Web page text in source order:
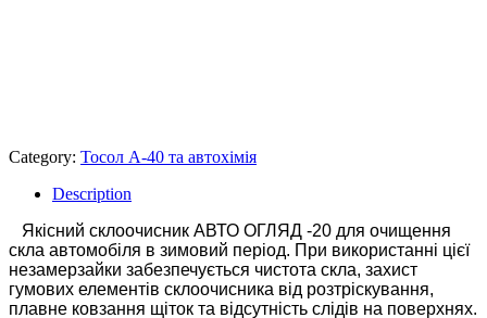
Category: Тосол А-40 та автохімія
Description
Якісний склоочисник АВТО ОГЛЯД -20 для очищення
скла автомобіля в зимовий період. При використанні цієї
незамерзайки забезпечується чистота скла, захист
гумових елементів склоочисника від розтріскування,
плавне ковзання щіток та відсутність слідів на поверхнях.